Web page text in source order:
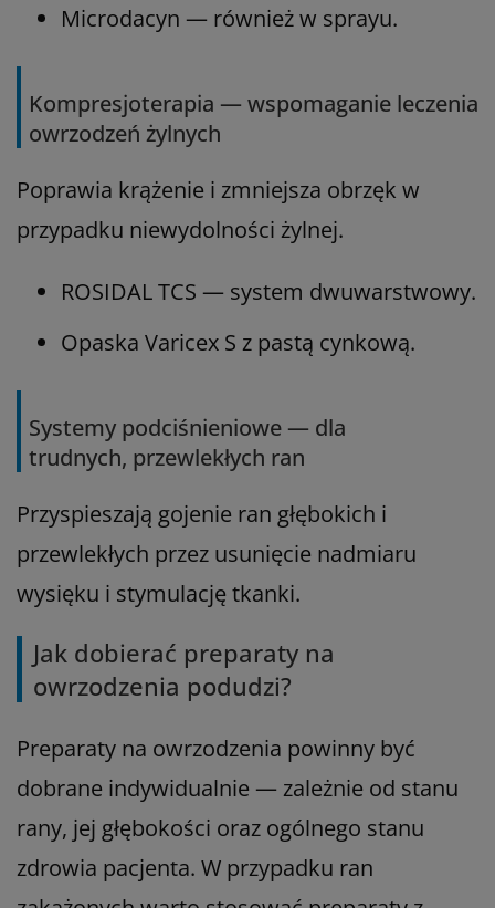
Microdacyn — również w sprayu.
Kompresjoterapia — wspomaganie leczenia
owrzodzeń żylnych
Poprawia krążenie i zmniejsza obrzęk w
przypadku niewydolności żylnej.
ROSIDAL TCS — system dwuwarstwowy.
Opaska Varicex S z pastą cynkową.
Systemy podciśnieniowe — dla
trudnych, przewlekłych ran
Przyspieszają gojenie ran głębokich i
przewlekłych przez usunięcie nadmiaru
wysięku i stymulację tkanki.
Jak dobierać preparaty na
owrzodzenia podudzi?
Preparaty na owrzodzenia powinny być
dobrane indywidualnie — zależnie od stanu
rany, jej głębokości oraz ogólnego stanu
zdrowia pacjenta. W przypadku ran